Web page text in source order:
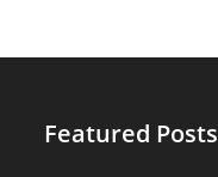
Featured Posts